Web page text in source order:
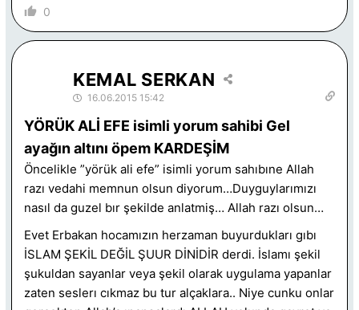
0
KEMAL SERKAN
16.06.2015 15:42
YÖRÜK ALİ EFE isimli yorum sahibi Gel
ayağın altını öpem KARDEŞİM
Öncelikle ”yörük ali efe” isimli yorum sahıbıne Allah
razı vedahi memnun olsun diyorum…Duyguylarımızı
nasıl da guzel bır şekilde anlatmiş… Allah razı olsun…
Evet Erbakan hocamızın herzaman buyurdukları gıbı
İSLAM ŞEKİL DEĞİL ŞUUR DİNİDİR derdi. İslamı şekil
şukuldan sayanlar veya şekil olarak uygulama yapanlar
zaten seslerı cıkmaz bu tur alçaklara.. Niye cunku onlar